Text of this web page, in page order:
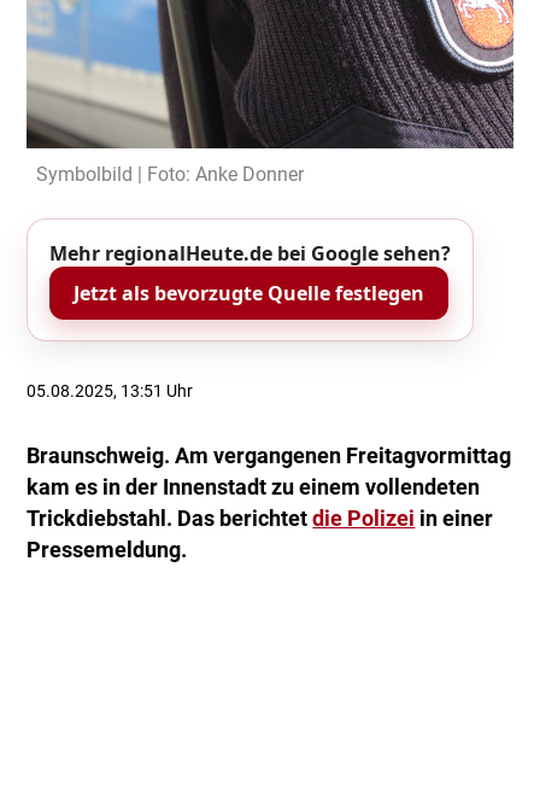
Symbolbild | Foto: Anke Donner
Mehr regionalHeute.de bei Google sehen?
Jetzt als bevorzugte Quelle festlegen
05.08.2025, 13:51 Uhr
Braunschweig. Am vergangenen Freitagvormittag
kam es in der Innenstadt zu einem vollendeten
Trickdiebstahl. Das berichtetdie Polizei in einer
Pressemeldung.